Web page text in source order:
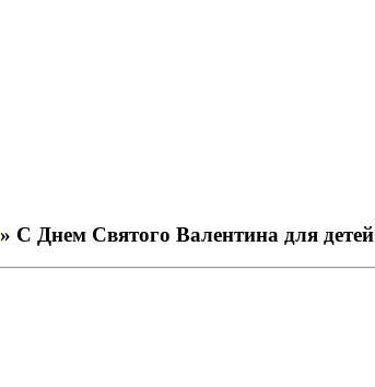
» С Днем Святого Валентина для детей